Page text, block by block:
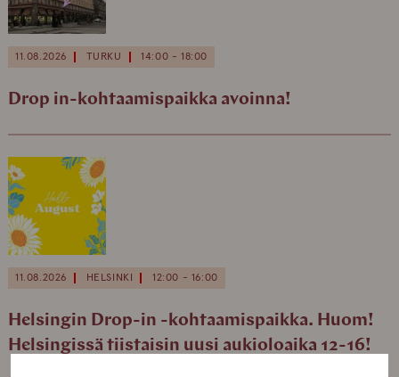
11.08.2026 TURKU 14:00 - 18:00
Drop in-kohtaamispaikka avoinna!
11.08.2026 HELSINKI 12:00 - 16:00
Helsingin Drop-in -kohtaamispaikka. Huom!
Helsingissä tiistaisin uusi aukioloaika 12-16!